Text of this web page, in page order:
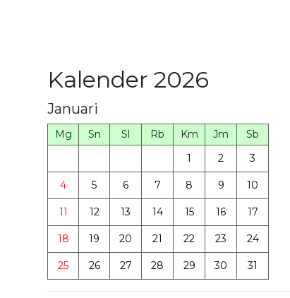
Kalender 2026
Januari
Mg Sn Sl Rb Km Jm
Sb
1
2 3
4 5 6 7 8 9 10
11 12 13 14 15 16 17
18 19 20 21 22 23 24
25 26 27 28 29 30 31